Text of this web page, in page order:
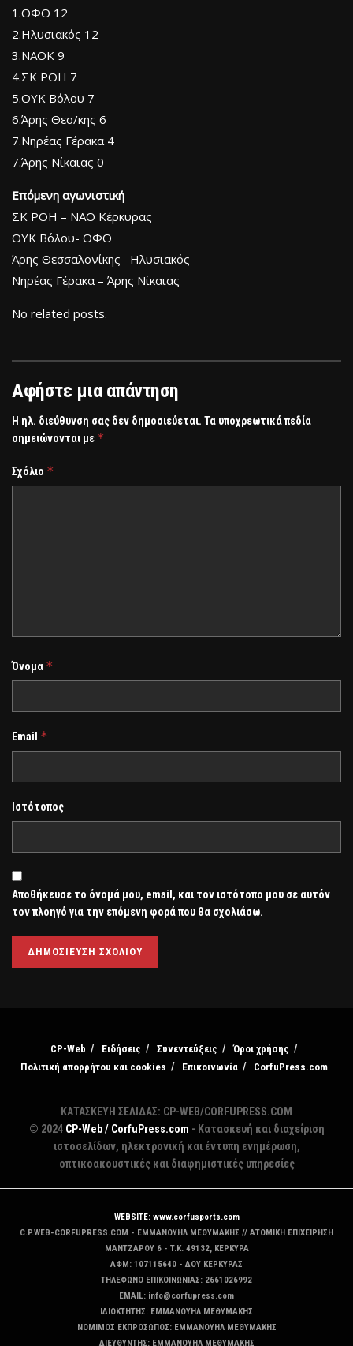
1.ΟΦΘ 12
2.Ηλυσιακός 12
3.ΝΑΟΚ 9
4.ΣΚ ΡΟΗ 7
5.ΟΥΚ Βόλου 7
6.Άρης Θεσ/κης 6
7.Νηρέας Γέρακα 4
7.Άρης Νίκαιας 0
Επόμενη αγωνιστική
ΣΚ ΡΟΗ – ΝΑΟ Κέρκυρας
ΟΥΚ Βόλου- ΟΦΘ
Άρης Θεσσαλονίκης –Ηλυσιακός
Νηρέας Γέρακα – Άρης Νίκαιας
No related posts.
Αφήστε μια απάντηση
Η ηλ. διεύθυνση σας δεν δημοσιεύεται. Τα υποχρεωτικά πεδία
σημειώνονται με *
Σχόλιο *
Όνομα *
Email *
Ιστότοπος
Αποθήκευσε το όνομά μου, email, και τον ιστότοπο μου σε αυτόν
τον πλοηγό για την επόμενη φορά που θα σχολιάσω.
CP-Web Ειδήσεις Συνεντεύξεις
Όροι χρήσης
Πολιτική απορρήτου και cookies
Επικοινωνία CorfuPress.com
ΚΑΤΑΣΚΕΥΗ ΣΕΛΙΔΑΣ: CP-WEB/CORFUPRESS.COM
© 2024 CP-Web / CorfuPress.com - Κατασκευή και διαχείριση
ιστοσελίδων, ηλεκτρονική και έντυπη ενημέρωση,
οπτικοακουστικές και διαφημιστικές υπηρεσίες
WEBSITE: www.corfusports.com
C.P.WEB-CORFUPRESS.COM - ΕΜΜΑΝΟΥΗΛ ΜΕΘΥΜΑΚΗΣ // ΑΤΟΜΙΚΗ ΕΠΙΧΕΙΡΗΣΗ
MANTZAΡΟΥ 6 - T.K. 49132, ΚΕΡΚΥΡΑ
ΑΦΜ: 107115640 - ΔΟΥ ΚΕΡΚΥΡΑΣ
ΤΗΛΕΦΩΝΟ ΕΠΙΚΟΙΝΩΝΙΑΣ: 2661026992
EMAIL: info@corfupress.com
ΙΔΙΟΚΤΗΤΗΣ: EMMANOYΗΛ ΜΕΘΥΜΑΚΗΣ
ΝΟΜΙΜΟΣ ΕΚΠΡΟΣΩΠΟΣ: EMMANOYΗΛ ΜΕΘΥΜΑΚΗΣ
ΔΙΕΥΘΥΝΤΗΣ: EMMANOYΗΛ ΜΕΘΥΜΑΚΗΣ